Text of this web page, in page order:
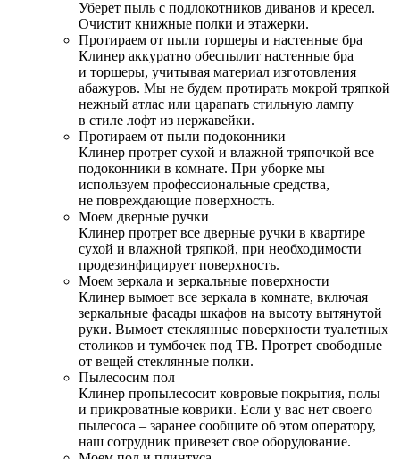
Уберет пыль с подлокотников диванов и кресел.
Очистит книжные полки и этажерки.
Протираем от пыли торшеры и настенные бра
Клинер аккуратно обеспылит настенные бра
и торшеры, учитывая материал изготовления
абажуров. Мы не будем протирать мокрой тряпкой
нежный атлас или царапать стильную лампу
в стиле лофт из нержавейки.
Протираем от пыли подоконники
Клинер протрет сухой и влажной тряпочкой все
подоконники в комнате. При уборке мы
используем профессиональные средства,
не повреждающие поверхность.
Моем дверные ручки
Клинер протрет все дверные ручки в квартире
сухой и влажной тряпкой, при необходимости
продезинфицирует поверхность.
Моем зеркала и зеркальные поверхности
Клинер вымоет все зеркала в комнате, включая
зеркальные фасады шкафов на высоту вытянутой
руки. Вымоет стеклянные поверхности туалетных
столиков и тумбочек под ТВ. Протрет свободные
от вещей стеклянные полки.
Пылесосим пол
Клинер пропылесосит ковровые покрытия, полы
и прикроватные коврики. Если у вас нет своего
пылесоса – заранее сообщите об этом оператору,
наш сотрудник привезет свое оборудование.